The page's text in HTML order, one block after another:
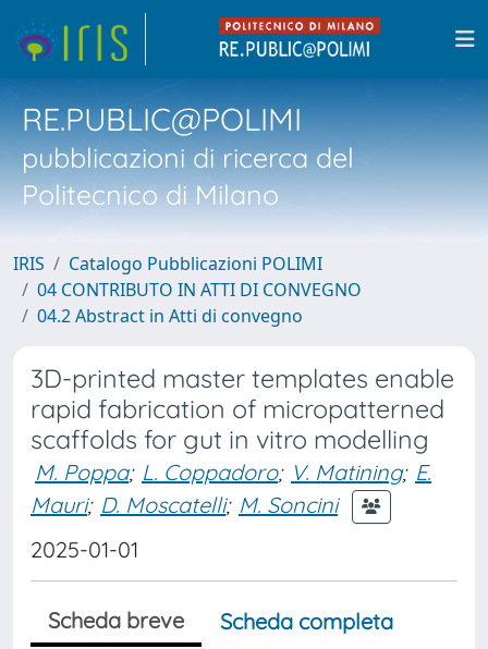
RE.PUBLIC@POLIMI
pubblicazioni di ricerca del
Politecnico di Milano
IRIS
Catalogo Pubblicazioni POLIMI
04 CONTRIBUTO IN ATTI DI CONVEGNO
04.2 Abstract in Atti di convegno
3D-printed master templates enable
rapid fabrication of micropatterned
scaffolds for gut in vitro modelling
M. Poppa; L. Coppadoro; V. Matining; E.
Mauri; D. Moscatelli; M. Soncini
2025-01-01
Scheda breve
Scheda completa